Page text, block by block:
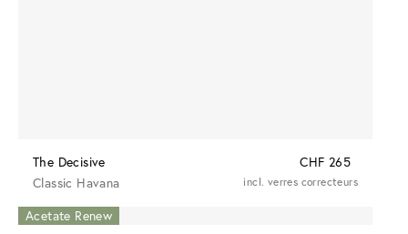
The Decisive
CHF 265
Classic Havana
incl. verres correcteurs
Acetate Renew
Acetate Renew
Acetate Renew
Acetate Renew
Acetate Renew